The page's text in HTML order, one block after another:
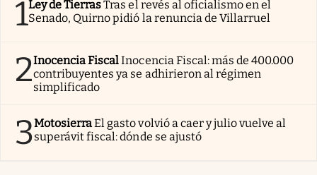
1Ley de TierrasTras el revés al oficialismo en el
Senado, Quirno pidió la renuncia de Villarruel
2Inocencia FiscalInocencia Fiscal: más de 400.000
contribuyentes ya se adhirieron al régimen
simplificado
3MotosierraEl gasto volvió a caer y julio vuelve al
superávit fiscal: dónde se ajustó